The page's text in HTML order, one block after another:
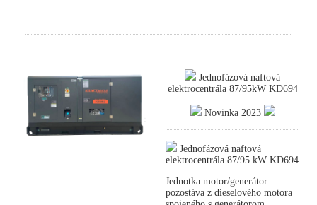
Jednofázová naftová
elektrocentrála 87/95kW KD694
Novinka 2023
Jednofázová naftová
elektrocentrála 87/95 kW KD694
Jednotka motor/generátor
pozostáva z dieselového motora